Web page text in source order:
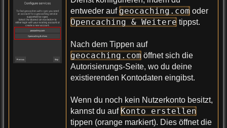
entweder aufgeocaching.com oder
Opencaching & Weitere tippst.
Nach dem Tippen auf
geocaching.com öffnet sich die
Autorisierungs-Seite, wo du deine
existierenden Kontodaten eingibst.
Wenn du noch kein Nutzerkonto besitzt,
kannst du aufKonto erstellen
tippen (orange markiert). Dies öffnet die